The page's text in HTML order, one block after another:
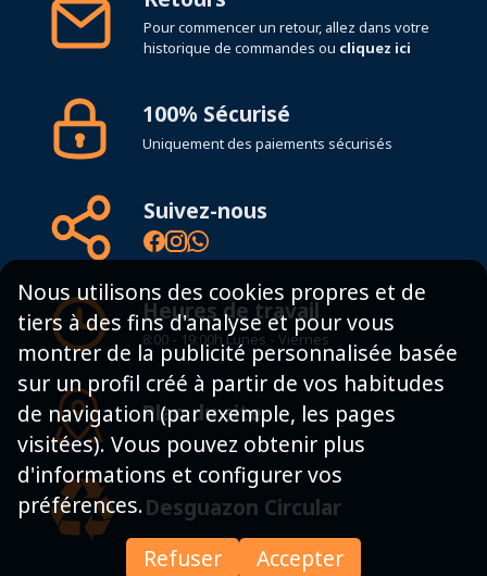
Pour commencer un retour, allez dans votre
historique de commandes ou cliquez ici
100% Sécurisé
Uniquement des paiements sécurisés
Suivez-nous
Heures de travail
8:00 - 19:00h Lunes - Viernes
Plan du site
Desguazon Circular
Nous utilisons des cookies propres et de
tiers à des fins d'analyse et pour vous
montrer de la publicité personnalisée basée
sur un profil créé à partir de vos habitudes
de navigation (par exemple, les pages
visitées). Vous pouvez obtenir plus
d'informations et configurer vos
préférences.
Refuser
Accepter